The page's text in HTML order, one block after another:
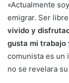
«Actualmente
emigrar. Ser
vivido y
gusta mi trabajo
comunista es un
no se revelara